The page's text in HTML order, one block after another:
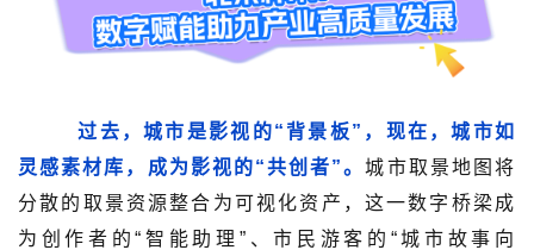
过去，城市是影视的“背景板”，现在，城市如
灵感素材库，成为影视的“共创者”。城市取景地图将
分散的取景资源整合为可视化资产，这一数字桥梁成
为创作者的“智能助理”、市民游客的“城市故事向